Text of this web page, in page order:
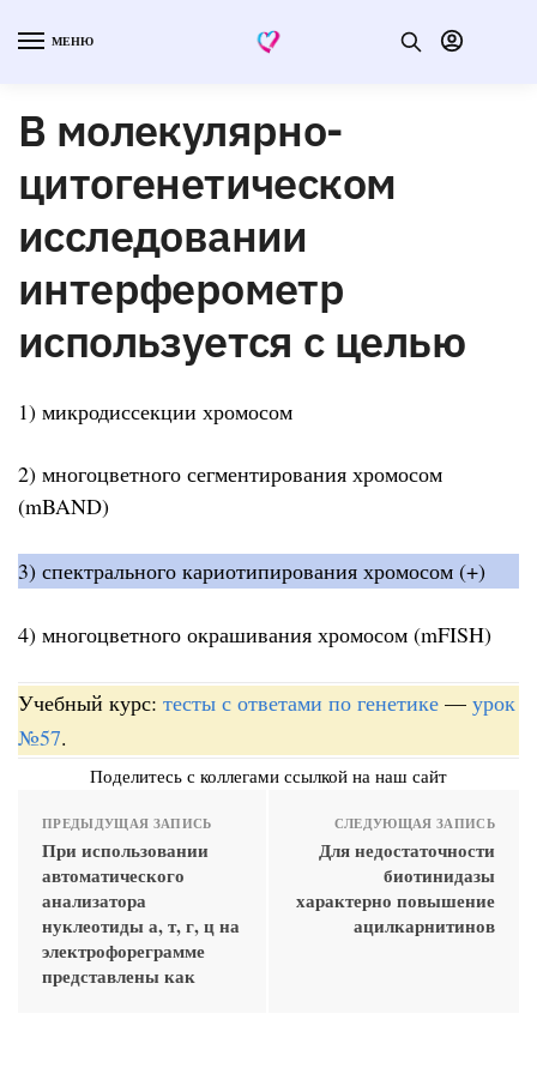
МЕНЮ
В молекулярно-
цитогенетическом
исследовании
интерферометр
используется с целью
1) микродиссекции хромосом
2) многоцветного сегментирования хромосом
(mBAND)
3) спектрального кариотипирования хромосом (+)
4) многоцветного окрашивания хромосом (mFISH)
Учебный курс: тесты с ответами по генетике — урок
№57.
Поделитесь с коллегами ссылкой на наш сайт
ПРЕДЫДУЩАЯ ЗАПИСЬ
При использовании
автоматического
анализатора
нуклеотиды а, т, г, ц на
электрофореграмме
представлены как
СЛЕДУЮЩАЯ ЗАПИСЬ
Для недостаточности
биотинидазы
характерно повышение
ацилкарнитинов